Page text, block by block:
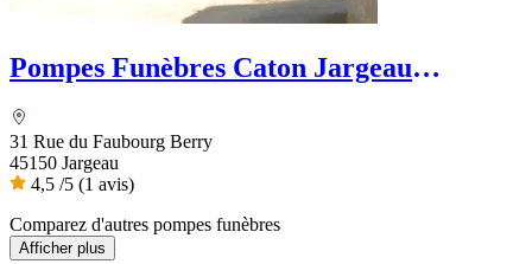
Pompes Funèbres Caton Jargeau
31 Rue du Faubourg Berry
45150 Jargeau
4,5 /5 (1 avis)
Comparez d'autres pompes funèbres
Afficher plus